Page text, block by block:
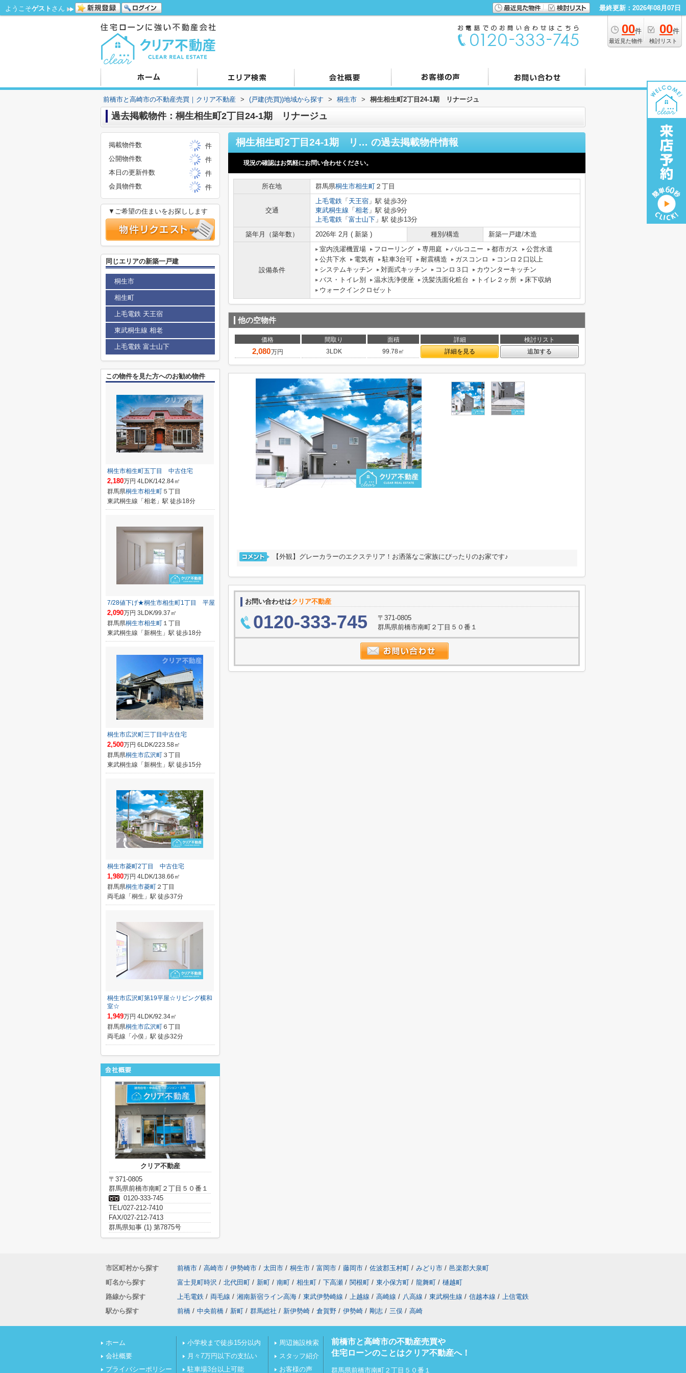
ようこそゲスト さん 最終更新：2026年08月07日
00件
最近見た物件
00件
検討リスト
前橋市と高崎市の不動産売買｜クリア不動産 > (戸建(売買))地域から探す > 桐生市 > 桐生相生町2丁目24-1期 リナージュ
過去掲載物件：桐生相生町2丁目24-1期 リナージュ
桐生相生町2丁目24-1期 リナージュ の過去掲載物件情報
現況の確認はお気軽にお問い合わせください。
所在地 群馬県桐生市相生町 ２丁目
交通
上毛電鉄 「 天王宿 」駅 徒歩3分
東武桐生線 「 相老 」駅 徒歩9分
上毛電鉄 「 富士山下 」駅 徒歩13分
築年月（築年数）
2026年 2月 ( 新築 ) 種別/構造 新築一戸建/木造
設備条件
室内洗濯機置場 フローリング 専用庭 バルコニー 都市ガス
公営水道
公共下水
電気有 駐車3台可 耐震構造 ガスコンロ
コンロ２口以上
システムキッチン
対面式キッチン コンロ３口
カウンターキッチン
バス・トイレ別
温水洗浄便座 洗髪洗面化粧台 トイレ２ヶ所
床下収納
ウォークインクロゼット
他の空物件
価格 間取り 面積 詳細 検討リスト
2,080万円 3LDK 99.78㎡ 詳細を見る 追加する
【外観】グレーカラーのエクステリア！お洒落なご家族にぴったりのお家です♪
お問い合わせはクリア不動産
0120-333-745
〒371-0805
群馬県前橋市南町２丁目５０番１
掲載物件数
件
公開物件数
件
本日の更新件数
件
会員物件数
件
▼ご希望の住まいをお探しします
同じエリアの新築一戸建
桐生市
相生町
上毛電鉄 天王宿
東武桐生線 相老
上毛電鉄 富士山下
この物件を見た方へのお勧め物件
桐生市相生町五丁目 中古住宅
2,180万円 4LDK/142.84㎡
群馬県桐生市相生町 ５丁目
東武桐生線「相老」駅 徒歩18分
7/28値下げ★桐生市相生町1丁目 平屋
2,090万円 3LDK/99.37㎡
群馬県桐生市相生町 １丁目
東武桐生線「新桐生」駅 徒歩18分
桐生市広沢町三丁目中古住宅
2,500万円 6LDK/223.58㎡
群馬県桐生市広沢町 ３丁目
東武桐生線「新桐生」駅 徒歩15分
桐生市菱町2丁目 中古住宅
1,980万円 4LDK/138.66㎡
群馬県桐生市菱町 ２丁目
両毛線「桐生」駅 徒歩37分
桐生市広沢町第19平屋☆リビング横和
室☆
1,949万円 4LDK/92.34㎡
群馬県桐生市広沢町 ６丁目
両毛線「小俣」駅 徒歩32分
クリア不動産
〒371-0805
群馬県前橋市南町２丁目５０番１
0120-333-745
TEL/027-212-7410
FAX/027-212-7413
群馬県知事 (1) 第7875号
市区町村から探す 前橋市 / 高崎市 / 伊勢崎市 / 太田市 / 桐生市 / 富岡市 / 藤岡市 / 佐波郡玉村町 / みどり市 / 邑楽郡大泉町
町名から探す
富士見町時沢 / 北代田町 / 新町 / 南町 / 相生町 / 下高瀬 / 関根町 / 東小保方町 / 龍舞町 / 樋越町
路線から探す
上毛電鉄 / 両毛線 / 湘南新宿ライン高海 / 東武伊勢崎線 / 上越線 / 高崎線 / 八高線 / 東武桐生線 / 信越本線 / 上信電鉄
駅から探す
前橋 / 中央前橋 / 新町 / 群馬総社 / 新伊勢崎 / 倉賀野 / 伊勢崎 / 剛志 / 三俣 / 高崎
ホーム
会社概要
プライバシーポリシー
小学校まで徒歩15分以内
月々7万円以下の支払い
駐車場3台以上可能
周辺施設検索
スタッフ紹介
お客様の声
前橋市と高崎市の不動産売買や
住宅ローンのことはクリア不動産へ！
群馬県前橋市南町２丁目５０番１